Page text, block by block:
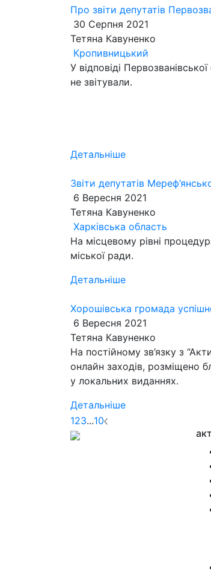
Про звіти депутатів
30 Серпня 2021
Тетяна Кавуненко
Кропивницький
У відповіді
не звітували.
Детальніше
Звіти депутатів
6 Вересня 2021
Тетяна Кавуненко
Харківська область
На місцевому рівні
міської ради.
Детальніше
Хорошівська громада
6 Вересня 2021
Тетяна Кавуненко
На постійному зв’язку з
онлайн заходів, розміщено
у локальних виданнях.
Детальніше
123...10